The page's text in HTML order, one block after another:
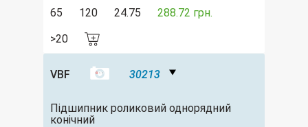
65
120 24.75 288.72 грн.
>20
VBF 30213
Підшипник роликовий однорядний
конічний